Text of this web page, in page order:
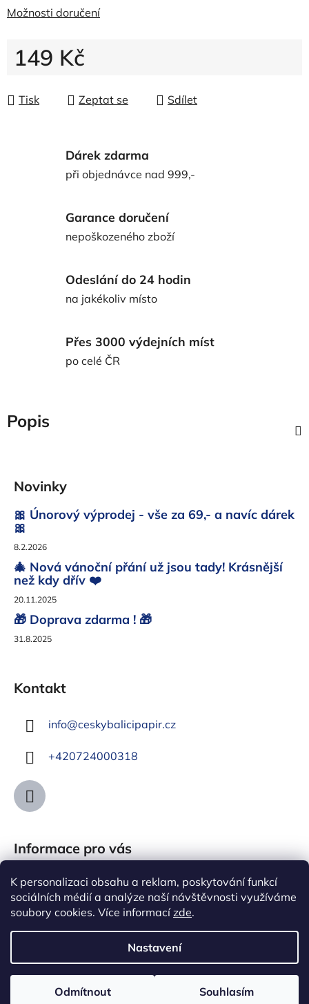
K personalizaci obsahu a reklam, poskytování funkcí
sociálních médií a analýze naší návštěvnosti využíváme
soubory cookies. Více informacízde.
Nastavení
Odmítnout Souhlasím
Možnosti doručení
149 Kč
Tisk
Zeptat se Sdílet
Dárek zdarma
při objednávce nad 999,-
Garance doručení
nepoškozeného zboží
Odeslání do 24 hodin
na jakékoliv místo
Přes 3000 výdejních míst
po celé ČR
Popis
Novinky
🎀 Únorový výprodej - vše za 69,- a navíc dárek
🎀
8.2.2026
🎄 Nová vánoční přání už jsou tady! Krásnější
než kdy dřív ❤️
20.11.2025
🎁 Doprava zdarma ! 🎁
31.8.2025
Kontakt
info@ceskybalicipapir.cz
+420724000318
Informace pro vás
Jak nakupovat
Obchodní podmínky
Podmínky ochrany osobních údajů
Vytvořil Shoptet